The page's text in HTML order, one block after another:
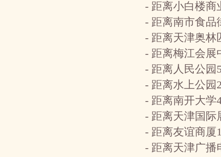
- 距离小白楼商
- 距离南市食品
- 距离天津奥林
- 距离梅江会展
- 距离人民公园
- 距离水上公园
- 距离南开大学
- 距离天津国际
- 距离友谊商厦
- 距离天津广播